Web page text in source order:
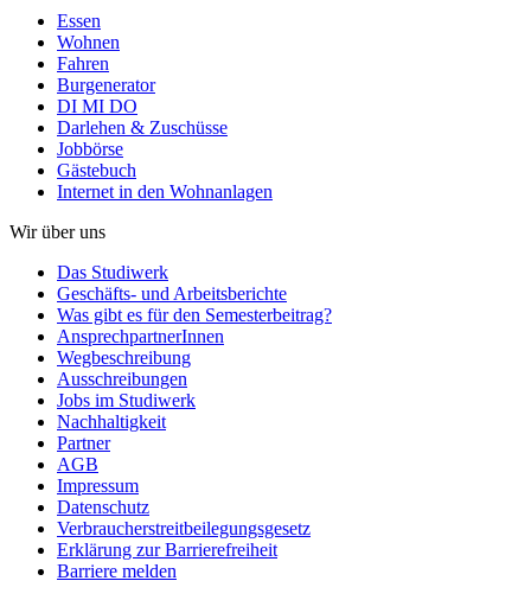
Essen
Wohnen
Fahren
Burgenerator
DI MI DO
Darlehen & Zuschüsse
Jobbörse
Gästebuch
Internet in den Wohnanlagen
Wir über uns
Das Studiwerk
Geschäfts- und Arbeitsberichte
Was gibt es für den Semesterbeitrag?
AnsprechpartnerInnen
Wegbeschreibung
Ausschreibungen
Jobs im Studiwerk
Nachhaltigkeit
Partner
AGB
Impressum
Datenschutz
Verbraucherstreitbeilegungsgesetz
Erklärung zur Barrierefreiheit
Barriere melden